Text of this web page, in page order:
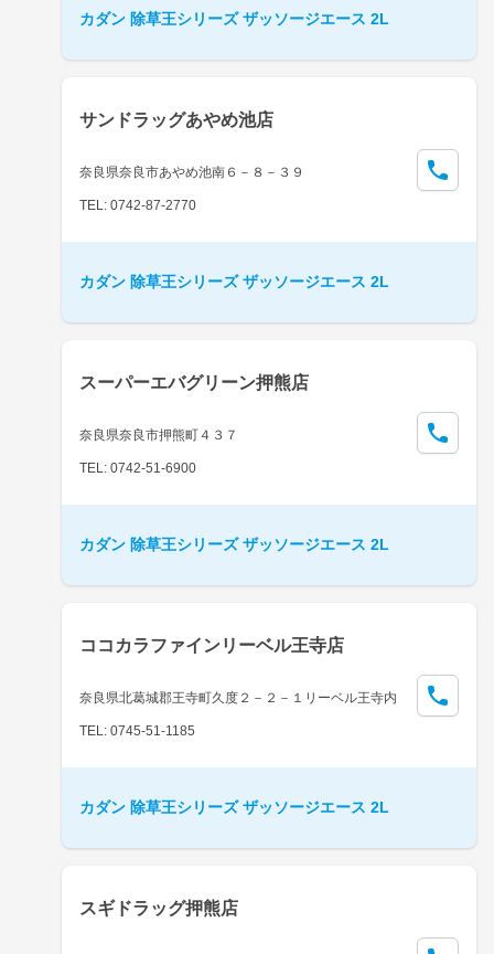
カダン 除草王シリーズ ザッソージエース 2L
サンドラッグあやめ池店
奈良県奈良市あやめ池南６－８－３９
TEL: 0742-87-2770
カダン 除草王シリーズ ザッソージエース 2L
スーパーエバグリーン押熊店
奈良県奈良市押熊町４３７
TEL: 0742-51-6900
カダン 除草王シリーズ ザッソージエース 2L
ココカラファインリーベル王寺店
奈良県北葛城郡王寺町久度２－２－１リーベル王寺内
TEL: 0745-51-1185
カダン 除草王シリーズ ザッソージエース 2L
スギドラッグ押熊店